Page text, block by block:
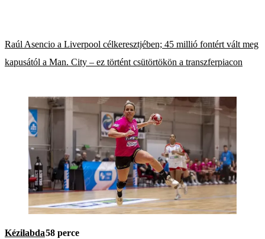
Raúl Asencio a Liverpool célkeresztjében; 45 millió fontért vált meg
kapusától a Man. City – ez történt csütörtökön a transzferpiacon
Kézilabda58 perce